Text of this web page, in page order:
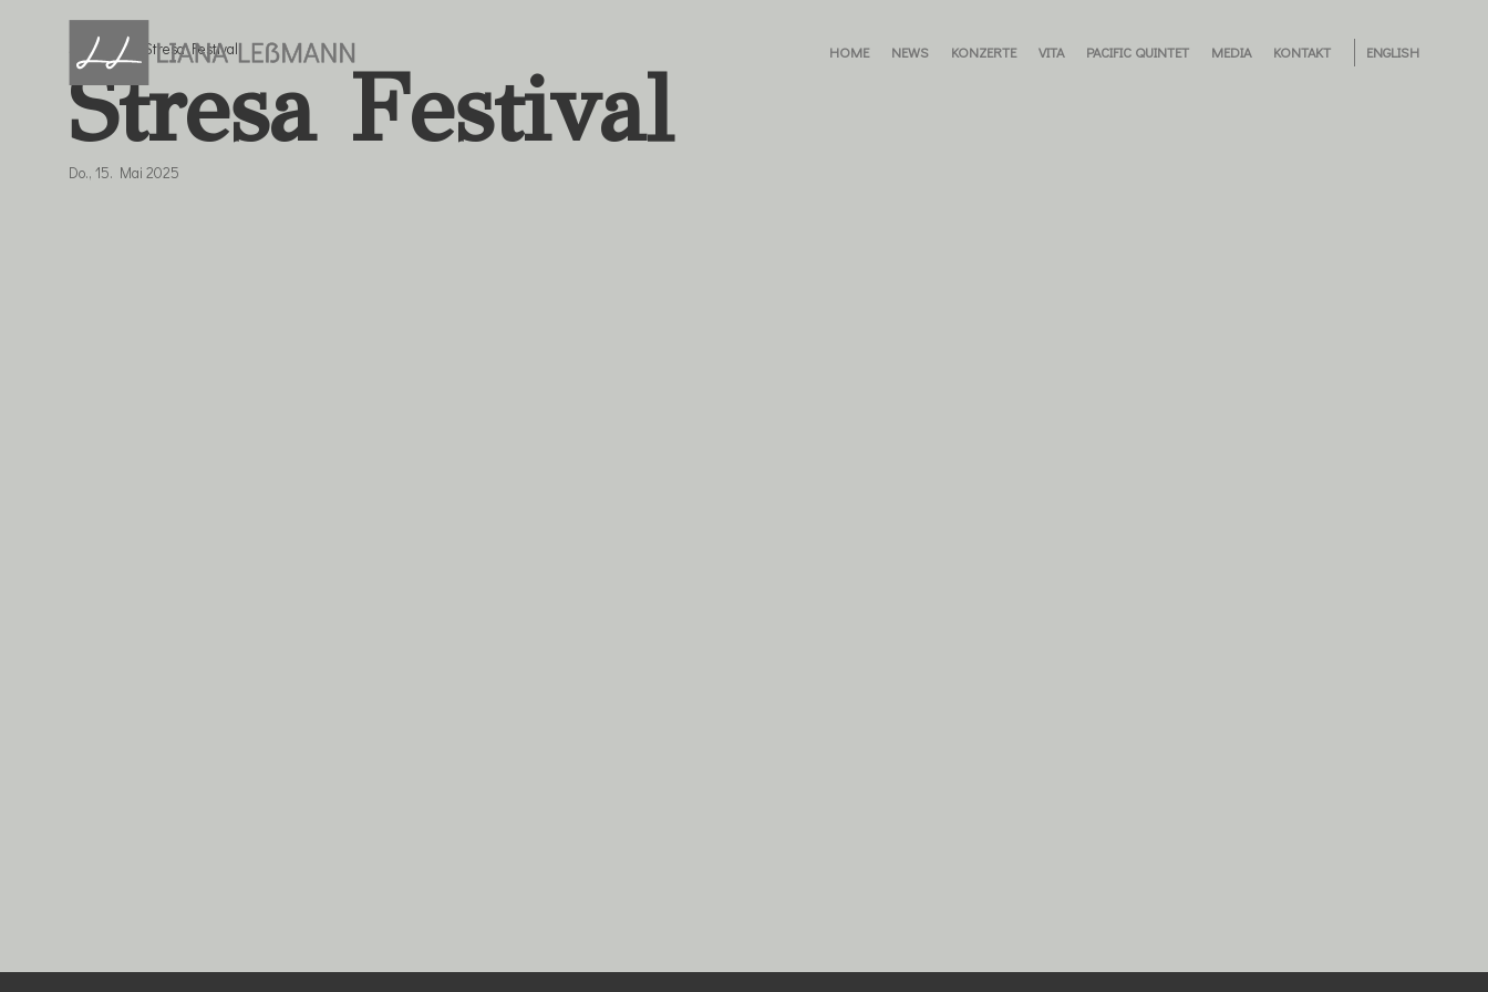
springen
HOME NEWS KONZERTE VITA PACIFIC QUINTET MEDIA KONTAKT ENGLISH
Startseite Stresa Festival
Stresa Festival
Do., 15. Mai 2025